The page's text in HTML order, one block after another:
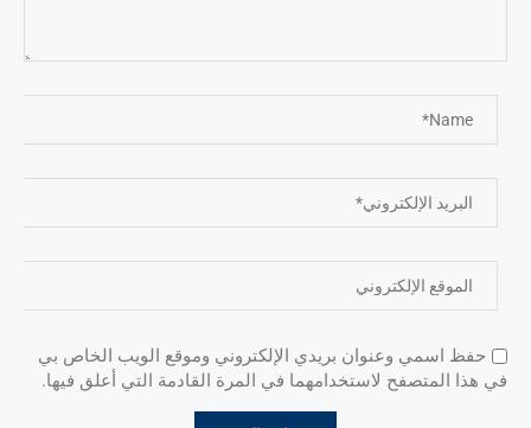
حفظ اسمي وعنوان بريدي الإلكتروني وموقع الويب الخاص بي
في هذا المتصفح لاستخدامهما في المرة القادمة التي أعلق فيها.